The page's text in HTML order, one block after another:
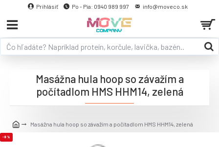
Prihlásiť Po - Pia: 0940 989 997 info@moveco.sk
Masážna hula hoop so závažím a počítadlom HMS HHM14, zelená
Masážna hula hoop so závažím a
počítadlom HMS HHM14, zelená
-8 %